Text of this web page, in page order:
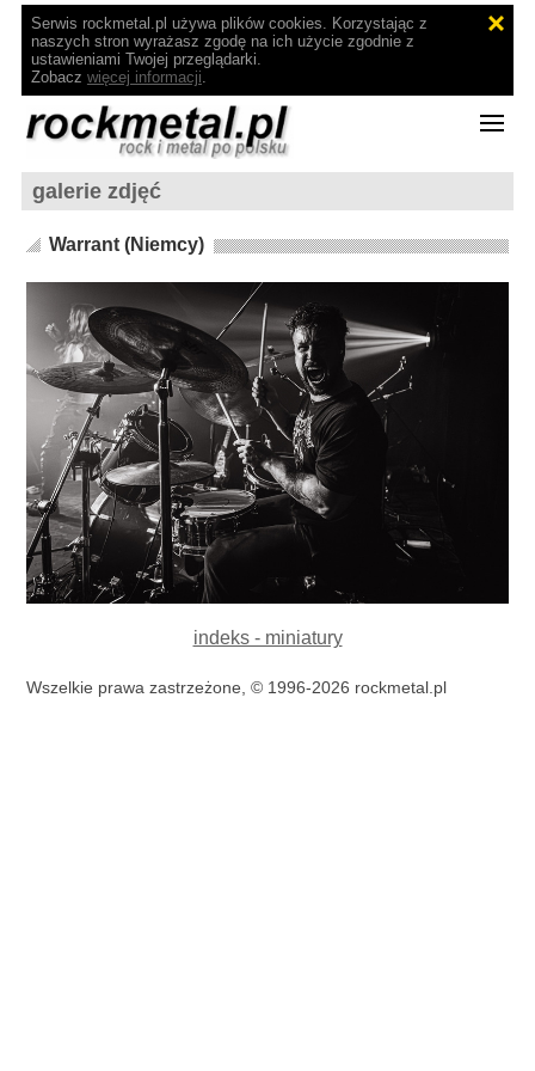
Serwis rockmetal.pl używa plików cookies. Korzystając z
naszych stron wyrażasz zgodę na ich użycie zgodnie z
ustawieniami Twojej przeglądarki.
Zobacz więcej informacji.
galerie zdjęć
Warrant (Niemcy)
indeks - miniatury
Wszelkie prawa zastrzeżone, © 1996-2026 rockmetal.pl